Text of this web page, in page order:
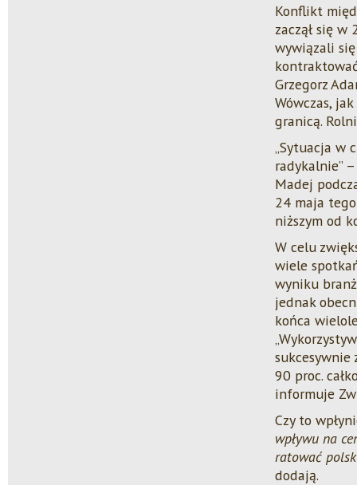
Konflikt
zaczął się w
wywiązali się
Grzegorz
Wówczas,
granicą.
„Sytuacja w
radykalnie”
Madej
24 maja
niższym od
W celu
wiele
wyniku
jednak
końca
90 proc.
informuje
Czy to
wpływu na
ratować
dodają.